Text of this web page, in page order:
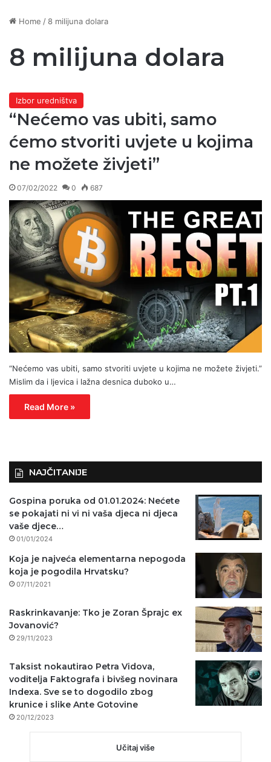
Home /8 milijuna dolara
8 milijuna dolara
Izbor uredništva
“Nećemo vas ubiti, samo
ćemo stvoriti uvjete u kojima
ne možete živjeti”
07/02/2022 0 687
“Nećemo vas ubiti, samo stvoriti uvjete u kojima ne možete živjeti.”
Mislim da i ljevica i lažna desnica duboko u…
Read More »
NAJČITANIJE
Gospina poruka od 01.01.2024: Nećete
se pokajati ni vi ni vaša djeca ni djeca
vaše djece…
01/01/2024
Koja je najveća elementarna nepogoda
koja je pogodila Hrvatsku?
07/11/2021
Raskrinkavanje: Tko je Zoran Šprajc ex
Jovanović?
29/11/2023
Taksist nokautirao Petra Vidova,
voditelja Faktografa i bivšeg novinara
Indexa. Sve se to dogodilo zbog
krunice i slike Ante Gotovine
20/12/2023
Učitaj više